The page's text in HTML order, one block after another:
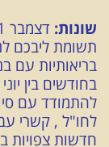
שונות:
תשומת ליבכם
בריאותיות עם
להתמודד עם
לחו"ל , קשרי